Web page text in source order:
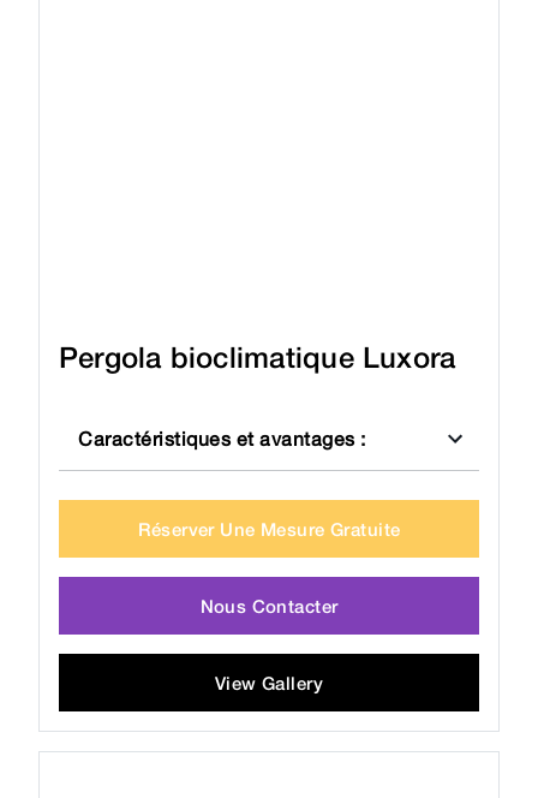
Pergola bioclimatique Luxora
Caractéristiques et avantages:
Réserver Une Mesure Gratuite
Nous Contacter
View Gallery